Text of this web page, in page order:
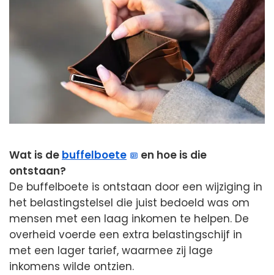
Wat is de buffelboete
en hoe is die
ontstaan?
De buffelboete is ontstaan door een wijziging in
het belastingstelsel die juist bedoeld was om
mensen met een laag inkomen te helpen. De
overheid voerde een extra belastingschijf in
met een lager tarief, waarmee zij lage
inkomens wilde ontzien.